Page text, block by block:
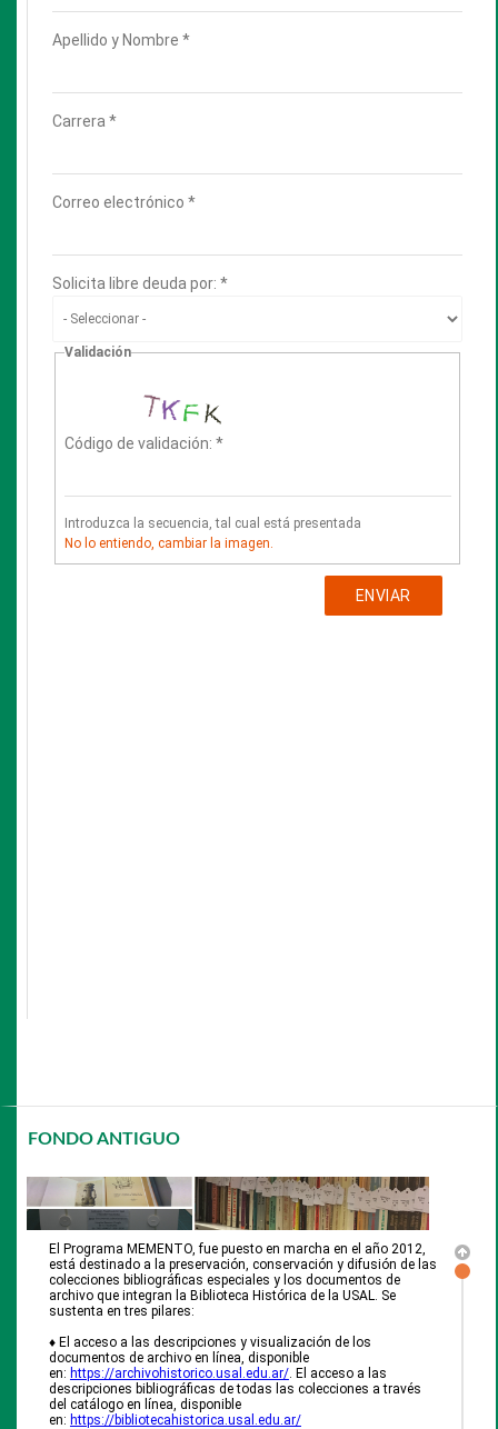
FONDO ANTIGUO
El Programa MEMENTO, fue puesto en marcha en el año 2012,
está destinado a la preservación, conservación y difusión de las
colecciones bibliográficas especiales y los documentos de
archivo que integran la Biblioteca Histórica de la USAL. Se
sustenta en tres pilares:
♦ El acceso a las descripciones y visualización de los
documentos de archivo en línea, disponible
en: https://archivohistorico.usal.edu.ar/. El acceso a las
descripciones bibliográficas de todas las colecciones a través
del catálogo en línea, disponible
en: https://bibliotecahistorica.usal.edu.ar/